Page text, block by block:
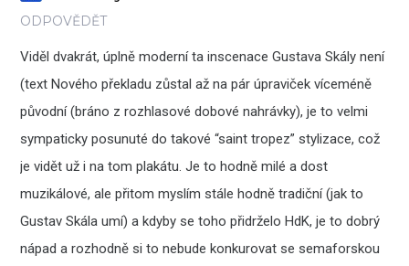
ODPOVĚDĚT
Viděl dvakrát, úplně moderní ta inscenace Gustava Skály není
(text Nového překladu zůstal až na pár úpraviček víceméně
původní (bráno z rozhlasové dobové nahrávky), je to velmi
sympaticky posunuté do takové “saint tropez” stylizace, což
je vidět už i na tom plakátu. Je to hodně milé a dost
muzikálové, ale přitom myslím stále hodně tradiční (jak to
Gustav Skála umí) a kdyby se toho přidrželo HdK, je to dobrý
nápad a rozhodně si to nebude konkurovat se semaforskou